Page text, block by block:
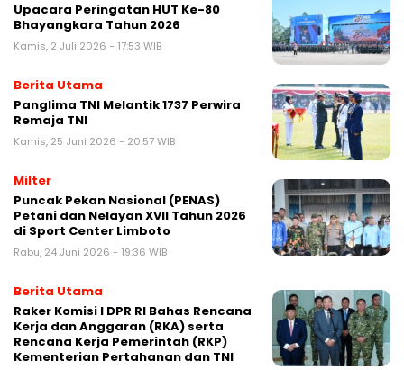
Upacara Peringatan HUT Ke-80
Bhayangkara Tahun 2026
Kamis, 2 Juli 2026 - 17:53 WIB
Berita Utama
Panglima TNI Melantik 1737 Perwira
Remaja TNI
Kamis, 25 Juni 2026 - 20:57 WIB
Milter
Puncak Pekan Nasional (PENAS)
Petani dan Nelayan XVII Tahun 2026
di Sport Center Limboto
Rabu, 24 Juni 2026 - 19:36 WIB
Berita Utama
Raker Komisi I DPR RI Bahas Rencana
Kerja dan Anggaran (RKA) serta
Rencana Kerja Pemerintah (RKP)
Kementerian Pertahanan dan TNI